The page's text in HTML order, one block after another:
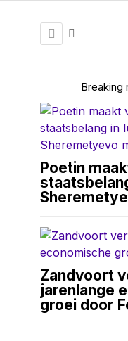
Breaking
Poetin
Zandvoort
jarenlange
groei door